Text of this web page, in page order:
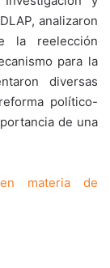
analizaron
la reelección
para la
diversas
político-
de una
materia de